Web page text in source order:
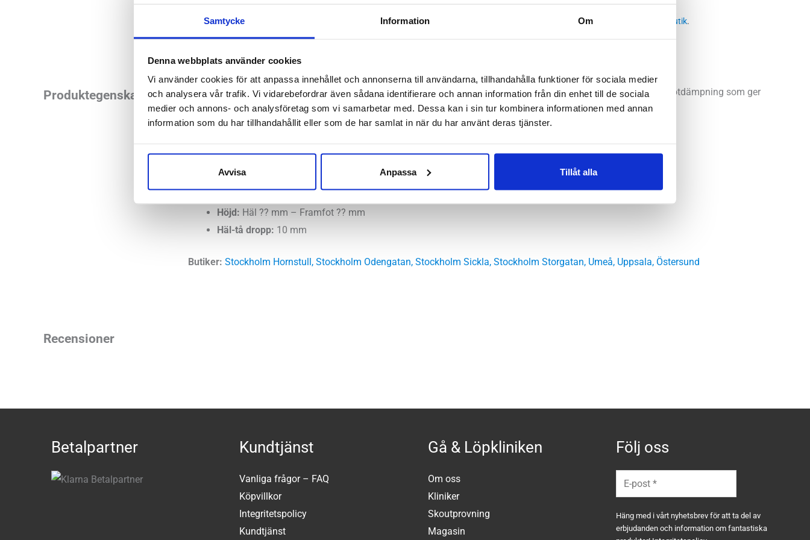
Samtycke Information Om
Denna webbplats använder cookies
Vi använder cookies för att anpassa innehållet och annonserna till användarna, tillhandahålla funktioner för sociala medier
och analysera vår trafik. Vi vidarebefordrar även sådana identifierare och annan information från din enhet till de sociala
medier och annons- och analysföretag som vi samarbetar med. Dessa kan i sin tur kombinera informationen med annan
information som du har tillhandahållit eller som de har samlat in när du har använt deras tjänster.
Avvisa Anpassa Tillåt alla
Saldo weblager. För aktuellt butikssaldo, kontakta din närmsta
butik.
Produktegenskaper
Asics GT-4000 3 Wide är en löparsko med tydligt pronationsstöd. Samtidigt är det en smidig, stabil sko med god stötdämpning som ger
dig med ett överpronerande steg goda förutsättningar för att få bra stabilitet och klara långa löppass.
Stabilitet:
Höjd: Häl ?? mm – Framfot ?? mm
Häl-tå dropp: 10 mm
Butiker: Stockholm Hornstull, Stockholm Odengatan, Stockholm Sickla, Stockholm Storgatan, Umeå, Uppsala, Östersund
Recensioner
Betalpartner Kundtjänst
Vanliga frågor – FAQ
Köpvillkor
Integritetspolicy
Kundtjänst
Gå & Löpkliniken
Om oss
Kliniker
Skoutprovning
Magasin
Följ oss
Häng med i vårt nyhetsbrev för att ta del av
erbjudanden och information om fantastiska